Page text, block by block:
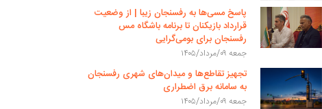
پاسخ مسی‌ها به رفسنجان زیبا | از وضعیت
قرارداد بازیکنان تا برنامه باشگاه مس
رفسنجان برای بومی‌گرایی
جمعه ۰۹/مرداد/۱۴۰۵
تجهیز تقاطع‌ها و میدان‌های شهری رفسنجان
به سامانه برق اضطراری
جمعه ۰۹/مرداد/۱۴۰۵